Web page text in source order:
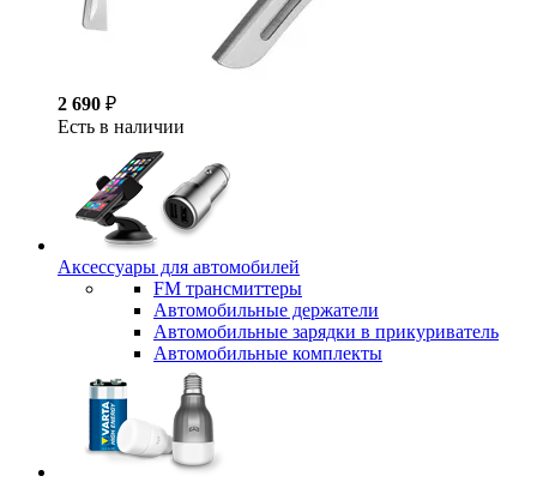
2 690 ₽
Есть в наличии
Аксессуары для автомобилей
FM трансмиттеры
Автомобильные держатели
Автомобильные зарядки в прикуриватель
Автомобильные комплекты